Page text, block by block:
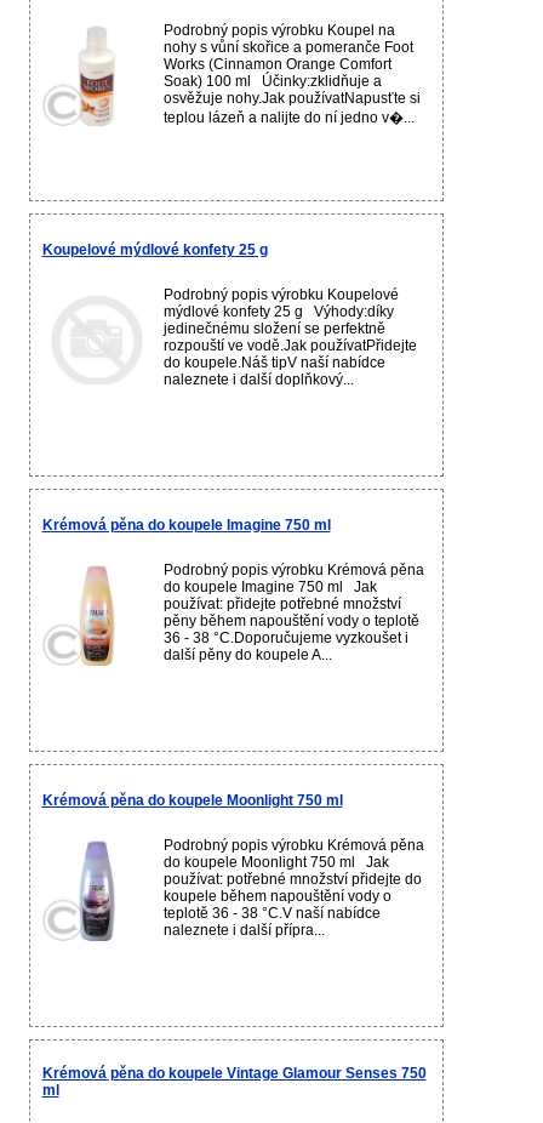
Podrobný popis výrobku Koupel na
nohy s vůní skořice a pomeranče Foot
Works (Cinnamon Orange Comfort
Soak) 100 ml Účinky:zklidňuje a
osvěžuje nohy.Jak používatNapusťte si
teplou lázeň a nalijte do ní jedno v�...
Koupelové mýdlové konfety 25 g
Podrobný popis výrobku Koupelové
mýdlové konfety 25 g Výhody:díky
jedinečnému složení se perfektně
rozpouští ve vodě.Jak používatPřidejte
do koupele.Náš tipV naší nabídce
naleznete i další doplňkový...
Krémová pěna do koupele Imagine 750 ml
Podrobný popis výrobku Krémová pěna
do koupele Imagine 750 ml Jak
používat: přidejte potřebné množství
pěny během napouštění vody o teplotě
36 - 38 °C.Doporučujeme vyzkoušet i
další pěny do koupele A...
Krémová pěna do koupele Moonlight 750 ml
Podrobný popis výrobku Krémová pěna
do koupele Moonlight 750 ml Jak
používat: potřebné množství přidejte do
koupele během napouštění vody o
teplotě 36 - 38 °C.V naší nabídce
naleznete i další přípra...
Krémová pěna do koupele Vintage Glamour Senses 750
ml